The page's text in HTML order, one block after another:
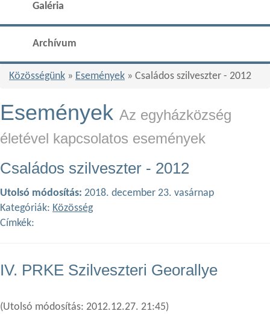
Galéria
Archívum
Közösségünk » Események » Családos szilveszter - 2012
Események Az egyházközség
életével kapcsolatos események
Családos szilveszter - 2012
Utolsó módosítás: 2018. december 23. vasárnap
Kategóriák: Közösség
Címkék:
IV. PRKE Szilveszteri Georallye
(Utolsó módosítás: 2012.12.27. 21:45)